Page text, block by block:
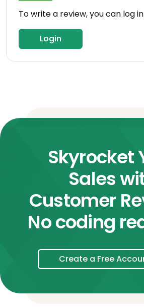
To write a review, you can log
Login
Skyrocket
Sales
Customer
No coding
Create a Free